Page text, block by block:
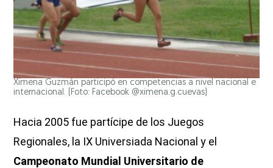
Ximena Guzmán participó en competencias a nivel nacional e
internacional. (Foto: Facebook @ximena.g.cuevas)
Hacia 2005 fue partícipe de los Juegos
Regionales, la IX Universiada Nacional y el
Campeonato Mundial Universitario de